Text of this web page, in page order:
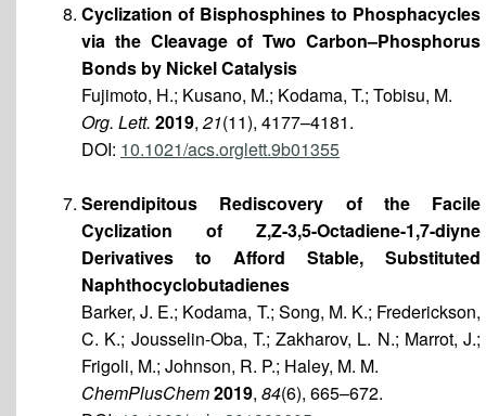
Cyclization of Bisphosphines to Phosphacycles
via the Cleavage of Two Carbon–Phosphorus
Bonds by Nickel Catalysis
Fujimoto, H.; Kusano, M.; Kodama, T.; Tobisu, M.
Org. Lett. 2019,21(11), 4177–4181.
DOI: 10.1021/acs.orglett.9b01355
Serendipitous Rediscovery of the Facile
Cyclization of Z,Z-3,5-Octadiene-1,7-diyne
Derivatives to Afford Stable, Substituted
Naphthocyclobutadienes
Barker, J. E.; Kodama, T.; Song, M. K.; Frederickson,
C. K.; Jousselin-Oba, T.; Zakharov, L. N.; Marrot, J.;
Frigoli, M.; Johnson, R. P.; Haley, M. M.
ChemPlusChem2019, 84(6), 665–672.